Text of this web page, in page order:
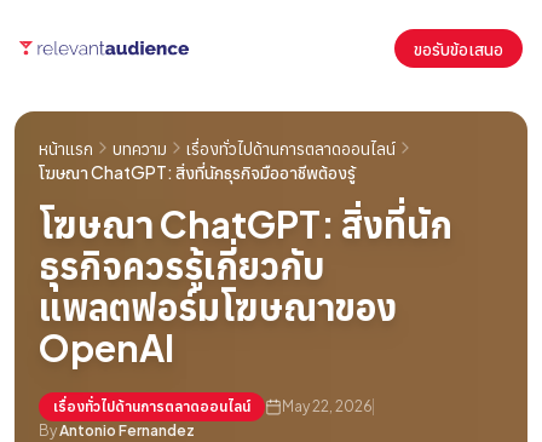
ขอรับข้อเสนอ
หน้าแรก บทความ
เรื่องทั่วไปด้านการตลาดออนไลน์
โฆษณา ChatGPT: สิ่งที่นักธุรกิจมืออาชีพต้องรู้
โฆษณา ChatGPT: สิ่งที่นัก
ธุรกิจควรรู้เกี่ยวกับ
แพลตฟอร์มโฆษณาของ
OpenAI
เรื่องทั่วไปด้านการตลาดออนไลน์
May 22, 2026
ByAntonio Fernandez